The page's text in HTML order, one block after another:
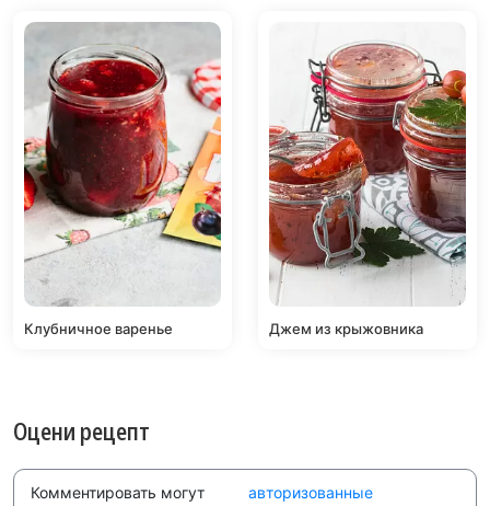
Клубничное варенье Джем из крыжовника
Оцени рецепт
Комментировать могут
авторизованные